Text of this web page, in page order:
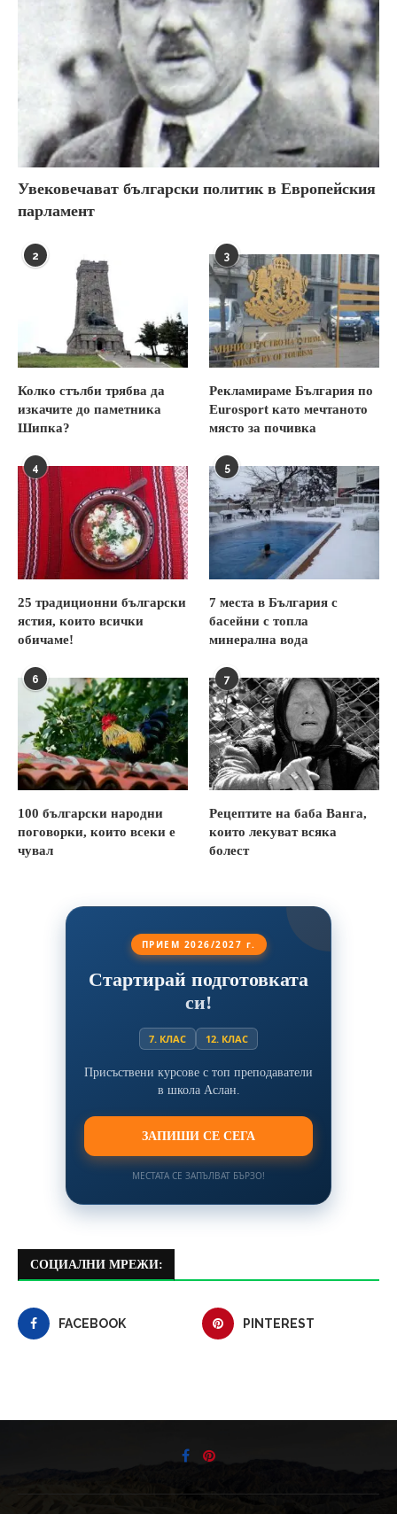
Увековечават български политик в Европейския
парламент
2
Колко стълби трябва да
изкачите до паметника
Шипка?
3
Рекламираме България по
Eurosport като мечтаното
място за почивка
4
25 традиционни български
ястия, които всички
обичаме!
5
7 места в България с
басейни с топла
минерална вода
6
100 български народни
поговорки, които всеки е
чувал
7
Рецептите на баба Ванга,
които лекуват всяка
болест
ПРИЕМ 2026/2027 г.
Стартирай подготовката
си!
7. КЛАС 12. КЛАС
Присъствени курсове с топ преподаватели
в школа Аслан.
ЗАПИШИ СЕ СЕГА
МЕСТАТА СЕ ЗАПЪЛВАТ БЪРЗО!
СОЦИАЛНИ МРЕЖИ:
FACEBOOK PINTEREST